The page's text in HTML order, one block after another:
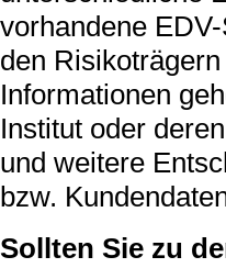
vorhandene
den
Informationen
Institut oder
und weitere
bzw.
Sollten Sie zu